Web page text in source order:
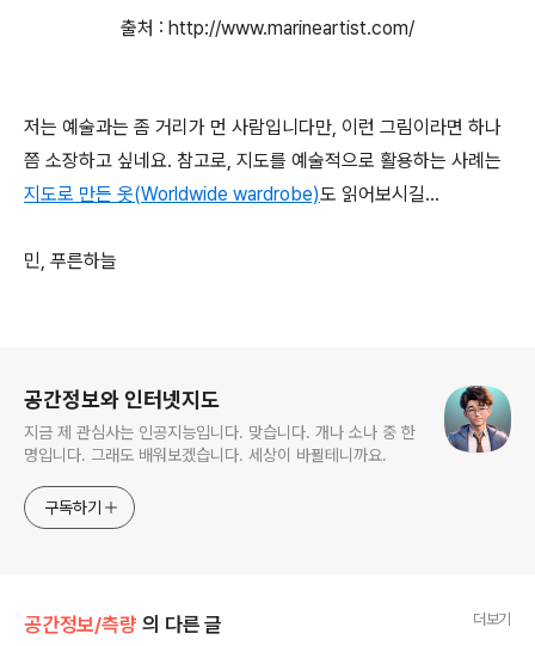
출처 : http://www.marineartist.com/
저는 예술과는 좀 거리가 먼 사람입니다만, 이런 그림이라면 하나
쯤 소장하고 싶네요. 참고로, 지도를 예술적으로 활용하는 사례는
지도로 만든 옷(Worldwide wardrobe)도 읽어보시길...
민, 푸른하늘
공간정보와 인터넷지도
지금 제 관심사는 인공지능입니다. 맞습니다. 개나 소나 중 한
명입니다. 그래도 배워보겠습니다. 세상이 바뀔테니까요.
구독하기
공간정보/측량 의 다른 글 더보기